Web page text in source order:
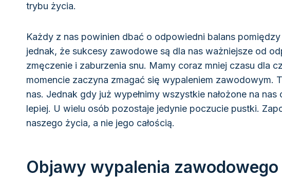
trybu życia.
Każdy z nas powinien dbać o odpowiedni balans
jednak, że sukcesy zawodowe są dla nas ważniejsze od
zmęczenie i zaburzenia snu. Mamy coraz mniej czasu dla
momencie zaczyna zmagać się wypaleniem zawodowym.
nas. Jednak gdy już wypełnimy wszystkie nałożone na
lepiej. U wielu osób pozostaje jedynie poczucie pustki.
naszego życia, a nie jego całością.
Objawy wypalenia zawodowego